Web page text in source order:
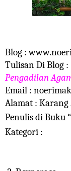
Blog :www.
Tulisan Di Blog :
Pengadilan
Email :
Alamat :
Penulis di Buku “
Kategori :